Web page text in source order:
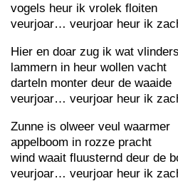
vogels heur ik vrolek floiten
veurjoar… veurjoar heur ik
Hier en doar zug ik wat vlinders
lammern in heur wollen vacht
darteln monter deur de waaide
veurjoar… veurjoar heur ik
Zunne is olweer veul waarmer
appelboom in rozze pracht
wind waait fluusternd deur de
veurjoar… veurjoar heur ik